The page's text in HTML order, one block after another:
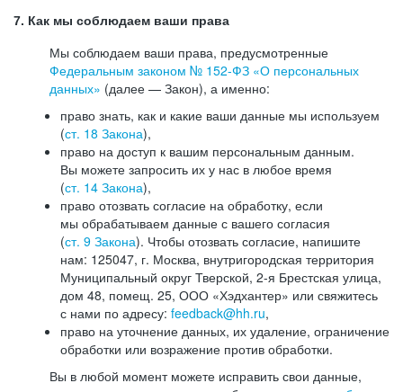
7. Как мы соблюдаем ваши права
Мы соблюдаем ваши права, предусмотренные
Федеральным законом № 152-ФЗ «О персональных
данных» (далее — Закон), а именно:
право знать, как и какие ваши данные мы используем
(ст. 18 Закона),
право на доступ к вашим персональным данным.
Вы можете запросить их у нас в любое время
(ст. 14 Закона),
право отозвать согласие на обработку, если
мы обрабатываем данные с вашего согласия
(ст. 9 Закона). Чтобы отозвать согласие, напишите
нам: 125047, г. Москва, внутригородская территория
Муниципальный округ Тверской, 2-я Брестская улица,
дом 48, помещ. 25, ООО «Хэдхантер» или свяжитесь
с нами по адресу: feedback@hh.ru,
право на уточнение данных, их удаление, ограничение
обработки или возражение против обработки.
Вы в любой момент можете исправить свои данные,